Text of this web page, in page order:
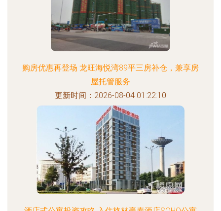
购房优惠再登场 龙旺海悦湾89平三房补仓，兼享房
屋托管服务
更新时间：2026-08-04 01:22:10